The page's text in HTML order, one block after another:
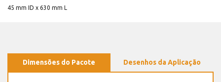
45 mm ID x 630 mm L
Dimensões do Pacote Desenhos da Aplicação